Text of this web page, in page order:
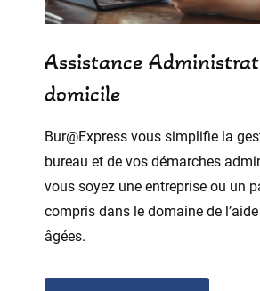
Assistance
domicile
Bur@Express vous simplifie la
bureau et de vos démarches
vous soyez une entreprise ou un
compris dans le domaine de
âgées.